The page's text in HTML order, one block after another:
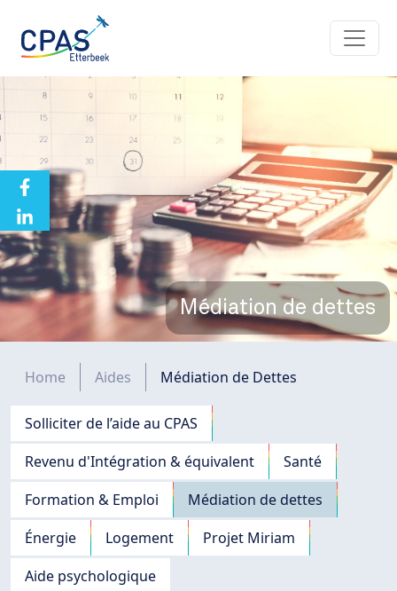
Médiation de dettes
Fil d'Ariane
Home Aides Médiation de Dettes
Navigation principale
Solliciter de l’aide au CPAS
Revenu d'Intégration & équivalent
Santé
Formation & Emploi
Médiation de dettes
Énergie
Logement
Projet Miriam
Aide psychologique